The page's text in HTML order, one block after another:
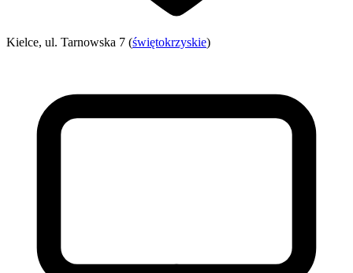
Kielce, ul. Tarnowska 7 (świętokrzyskie)